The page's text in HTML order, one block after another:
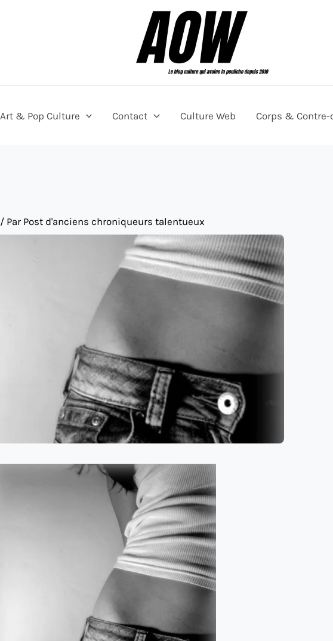
Art & Pop Culture Contact Culture Web Corps &
/ Par Post d'anciens chroniqueurs talentueux